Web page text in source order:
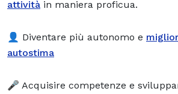
attività in maniera proficua.
👤 Diventare più autonomo e
autostima
🎤 Acquisire competenze e